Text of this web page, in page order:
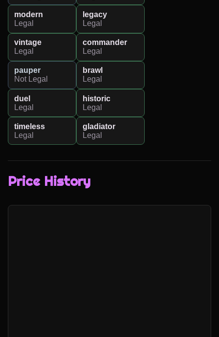
modern
Legal
legacy
Legal
vintage
Legal
commander
Legal
pauper
Not Legal
brawl
Legal
duel
Legal
historic
Legal
timeless
Legal
gladiator
Legal
Price History